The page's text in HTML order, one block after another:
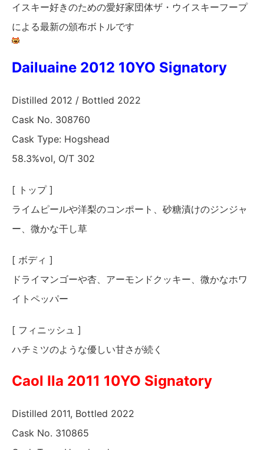
イスキー好きのための愛好家団体ザ・ウイスキーフープ
による最新の頒布ボトルです
Dailuaine 2012 10YO Signatory
Distilled 2012 / Bottled 2022
Cask No. 308760
Cask Type: Hogshead
58.3%vol, O/T 302
[ トップ]
ライムピールや洋梨のコンポート、砂糖漬けのジンジャ
ー、微かな干し草
[ ボディ ]
ドライマンゴーや杏、アーモンドクッキー、微かなホワ
イトペッパー
[ フィニッシュ ]
ハチミツのような優しい甘さが続く
Caol Ila 2011 10YO Signatory
Distilled 2011, Bottled 2022
Cask No. 310865